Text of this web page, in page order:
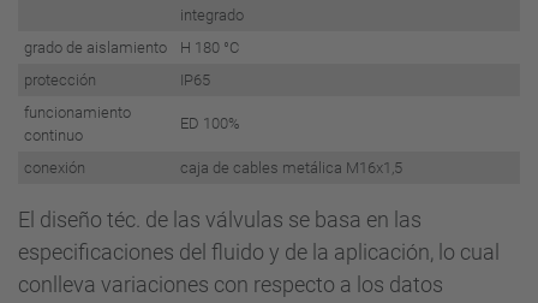
integrado
grado de aislamiento
H 180 °C
protección
IP65
funcionamiento
continuo
ED 100%
conexión caja de cables metálica M16x1,5
El diseño téc. de las válvulas se basa en las
especificaciones del fluido y de la aplicación, lo cual
conlleva variaciones con respecto a los datos